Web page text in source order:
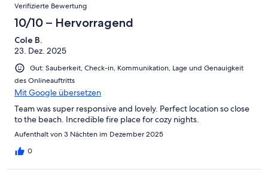
Verifizierte Bewertung
10/10 – Hervorragend
Cole B.
23. Dez. 2025
Gut: Sauberkeit, Check-in, Kommunikation, Lage und Genauigkeit
des Onlineauftritts
Mit Google übersetzen
Team was super responsive and lovely. Perfect location so close
to the beach. Incredible fire place for cozy nights.
Aufenthalt von 3 Nächten im Dezember 2025
0